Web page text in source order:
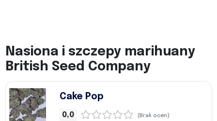
Nasiona i szczepy marihuany
British Seed Company
Cake Pop
0,0 (Brak ocen)